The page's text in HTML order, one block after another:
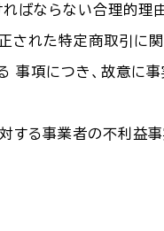
ばならない合理的理
れた特定商取引に関
事項につき、故意に
する事業者の不利益